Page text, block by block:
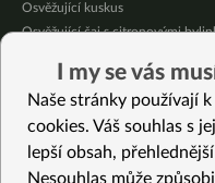
Osvěžující kuskus
Osvěžující čaj s citronovými
Čokoládové muffiny s
Meruňky a jablka v citrónovém
Vybrané recepty
I my se vás
Naše stránky používají
cookies. Váš souhlas s
lepší obsah,
Nesouhlas může